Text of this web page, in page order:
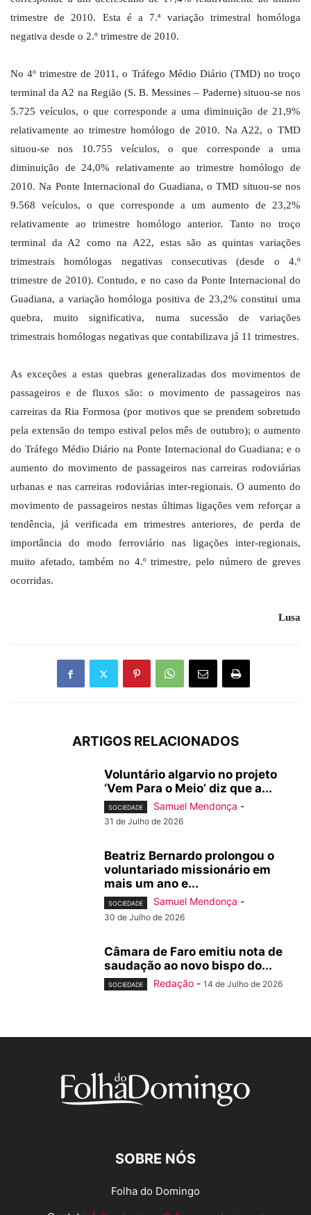
trimestre de 2010. Esta é a 7.ª variação trimestral homóloga
negativa desde o 2.º trimestre de 2010.
No 4º trimestre de 2011, o Tráfego Médio Diário (TMD) no troço
terminal da A2 na Região (S. B. Messines – Paderne) situou-se nos
5.725 veículos, o que corresponde a uma diminuição de 21,9%
relativamente ao trimestre homólogo de 2010. Na A22, o TMD
situou-se nos 10.755 veículos, o que corresponde a uma
diminuição de 24,0% relativamente ao trimestre homólogo de
2010. Na Ponte Internacional do Guadiana, o TMD situou-se nos
9.568 veículos, o que corresponde a um aumento de 23,2%
relativamente ao trimestre homólogo anterior. Tanto no troço
terminal da A2 como na A22, estas são as quintas variações
trimestrais homólogas negativas consecutivas (desde o 4.º
trimestre de 2010). Contudo, e no caso da Ponte Internacional do
Guadiana, a variação homóloga positiva de 23,2% constitui uma
quebra, muito significativa, numa sucessão de variações
trimestrais homólogas negativas que contabilizava já 11 trimestres.
As exceções a estas quebras generalizadas dos movimentos de
passageiros e de fluxos são: o movimento de passageiros nas
carreiras da Ria Formosa (por motivos que se prendem sobretudo
pela extensão do tempo estival pelos mês de outubro); o aumento
do Tráfego Médio Diário na Ponte Internacional do Guadiana; e o
aumento do movimento de passageiros nas carreiras rodoviárias
urbanas e nas carreiras rodoviárias inter-regionais. O aumento do
movimento de passageiros nestas últimas ligações vem reforçar a
tendência, já verificada em trimestres anteriores, de perda de
importância do modo ferroviário nas ligações inter-regionais,
muito afetado, também no 4.º trimestre, pelo número de greves
ocorridas.
Lusa
ARTIGOS RELACIONADOS
Voluntário algarvio no projeto
‘Vem Para o Meio’ diz que a...
SOCIEDADE Samuel Mendonça -
31 de Julho de 2026
Beatriz Bernardo prolongou o
voluntariado missionário em
mais um ano e...
SOCIEDADE Samuel Mendonça -
30 de Julho de 2026
Câmara de Faro emitiu nota de
saudação ao novo bispo do...
SOCIEDADE Redação - 14 de Julho de 2026
SOBRE NÓS
Folha do Domingo